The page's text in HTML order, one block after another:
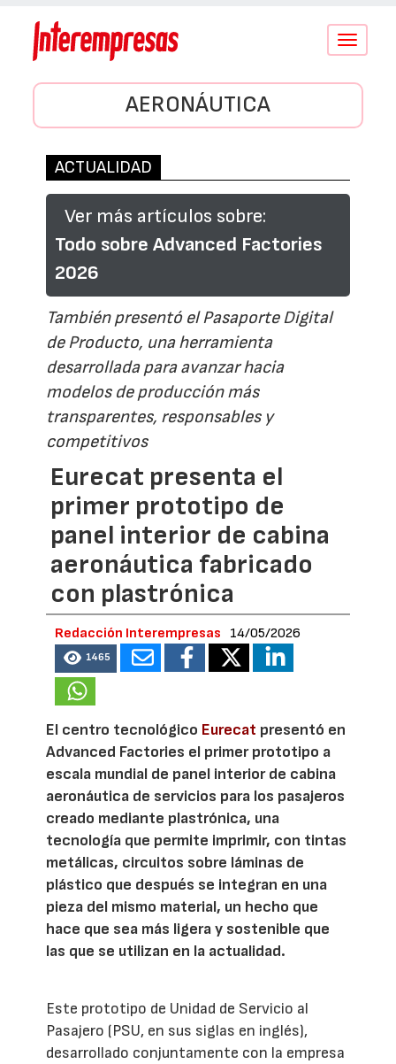
Conmutar
AERONÁUTICA
ACTUALIDAD
Ver más artículos sobre:
Todo sobre Advanced Factories
2026
También presentó el Pasaporte Digital
de Producto, una herramienta
desarrollada para avanzar hacia
modelos de producción más
transparentes, responsables y
competitivos
Eurecat presenta el
primer prototipo de
panel interior de cabina
aeronáutica fabricado
con plastrónica
Redacción Interempresas 14/05/2026
1465
El centro tecnológico Eurecat presentó en
Advanced Factories el primer prototipo a
escala mundial de panel interior de cabina
aeronáutica de servicios para los pasajeros
creado mediante plastrónica, una
tecnología que permite imprimir, con tintas
metálicas, circuitos sobre láminas de
plástico que después se integran en una
pieza del mismo material, un hecho que
hace que sea más ligera y sostenible que
las que se utilizan en la actualidad.
Este prototipo de Unidad de Servicio al
Pasajero (PSU, en sus siglas en inglés),
desarrollado conjuntamente con la empresa